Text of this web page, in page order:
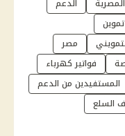
الدعم
تموين
مصر
فواتير كهرباء
المستفيدين من الدعم
السلع